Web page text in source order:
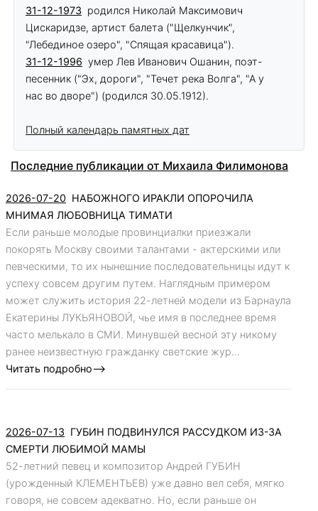
31-12-1973 родился Николай Максимович
Цискаридзе, артист балета ("Щелкунчик",
"Лебединое озеро", "Спящая красавица").
31-12-1996 умер Лев Иванович Ошанин, поэт-
песенник ("Эх, дороги", "Течет река Волга", "А у
нас во дворе") (родился 30.05.1912).
Полный календарь памятных дат
Последние публикации от Михаила Филимонова
2026-07-20 НАБОЖНОГО ИРАКЛИ ОПОРОЧИЛА
МНИМАЯ ЛЮБОВНИЦА ТИМАТИ
Если раньше молодые провинциалки приезжали
покорять Москву своими талантами - актерскими или
певческими, то их нынешние последовательницы идут к
успеху совсем другим путем. Наглядным примером
может служить история 22-летней модели из Барнаула
Екатерины ЛУКЬЯНОВОЙ, чье имя в последнее время
часто мелькало в СМИ. Минувшей весной эту никому
ранее неизвестную гражданку светские жур...
Читать подробно-->
2026-07-13 ГУБИН ПОДВИНУЛСЯ РАССУДКОМ ИЗ-ЗА
СМЕРТИ ЛЮБИМОЙ МАМЫ
52-летний певец и композитор Андрей ГУБИН
(урожденный КЛЕМЕНТЬЕВ) уже давно вел себя, мягко
говоря, не совсем адекватно. Но, если раньше он